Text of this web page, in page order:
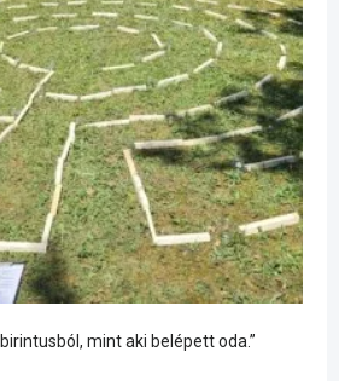
mint aki belépett oda.”